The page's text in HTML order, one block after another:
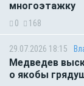
многоэтажку
0 168
29.07.2026 18:15
Медведев
о якобы